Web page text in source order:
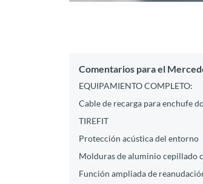
Comentarios para el
EQUIPAMIENTO COMPLETO:
Cable de recarga para enchufe
TIREFIT
Protección acústica del entorno
Molduras de aluminio cepillado
Función ampliada de